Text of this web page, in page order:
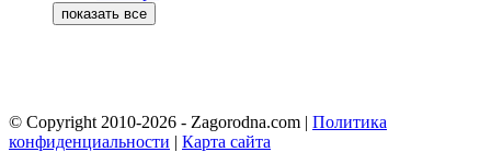
© Copyright 2010-2026 - Zagorodna.com | Политика
конфиденциальности | Карта сайта